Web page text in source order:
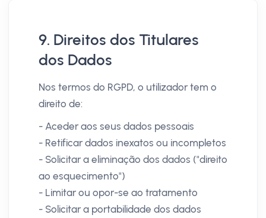
9. Direitos dos Titulares
dos Dados
Nos termos do RGPD, o utilizador tem o
direito de:
- Aceder aos seus dados pessoais
- Retificar dados inexatos ou incompletos
- Solicitar a eliminação dos dados ("direito
ao esquecimento")
- Limitar ou opor-se ao tratamento
- Solicitar a portabilidade dos dados